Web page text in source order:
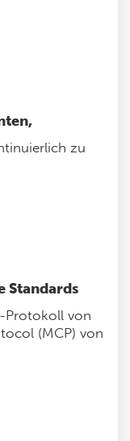
zu
Standards
Protokoll von
(MCP) von